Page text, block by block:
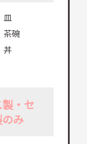
皿
茶碗
丼
・セ
み